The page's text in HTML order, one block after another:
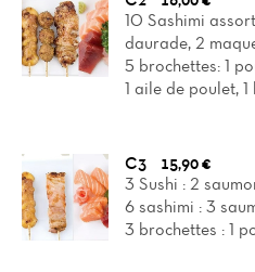
10 Sashimi
daurade, 2
5 brochettes: 1
1 aile de poulet,
C3
15,90 €
3 Sushi : 2
6 sashimi : 3
3 brochettes : 1